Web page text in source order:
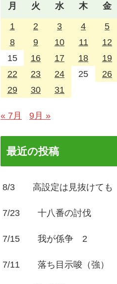
月 火 水 木 金
1 2 3 4 5
8
9 10 11 12
15
16 17 18 19
22
23 24 25 26
29
30 31
« 7月 9月 »
最近の投稿
8/3 高設定は見抜けても
7/23 十八番の討伐
7/15 我が係争 2
7/11 落ち目示唆（強）